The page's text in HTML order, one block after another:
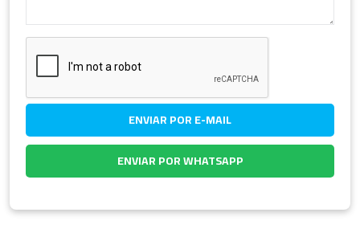
ENVIAR POR E-MAIL
ENVIAR POR WHATSAPP